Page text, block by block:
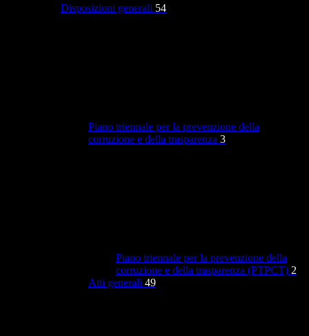
Disposizioni generali 54
Piano triennale per la prevenzione della
corruzione e della trasparenza 3
Piano triennale per la prevenzione della
corruzione e della trasparenza (PTPCT) 2
Atti generali 49